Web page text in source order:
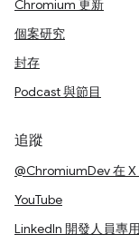
Chromium 更新
個案研究
封存
Podcast 與節目
追蹤
@ChromiumDev 在
YouTube
LinkedIn 開發人員專